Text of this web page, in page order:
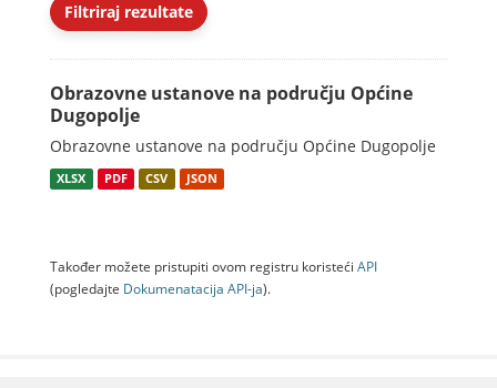
Filtriraj rezultate
Obrazovne ustanove na području Općine
Dugopolje
Obrazovne ustanove na području Općine Dugopolje
XLSX PDF CSV JSON
Također možete pristupiti ovom registru koristeći API
(pogledajte Dokumenаtаcijа API-jа).